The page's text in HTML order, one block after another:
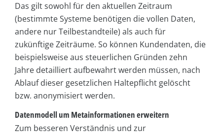
Das gilt sowohl für den aktuellen Zeitraum
(bestimmte Systeme benötigen die vollen Daten,
andere nur Teilbestandteile) als auch für
zukünftige Zeiträume. So können Kundendaten, die
beispielsweise aus steuerlichen Gründen zehn
Jahre detailliert aufbewahrt werden müssen, nach
Ablauf dieser gesetzlichen Haltepflicht gelöscht
bzw. anonymisiert werden.
Datenmodell um Metainformationen erweitern
Zum besseren Verständnis und zur